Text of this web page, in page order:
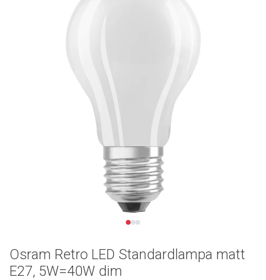
Osram Retro LED Standardlampa matt
E27, 5W=40W dim